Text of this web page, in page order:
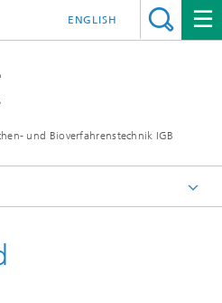
und Bioverfahrenstechnik IGB
ENGLISH